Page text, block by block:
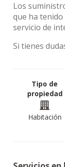
Los
que ha
servicio de
Si tienes
Tipo de
propiedad
Habitación